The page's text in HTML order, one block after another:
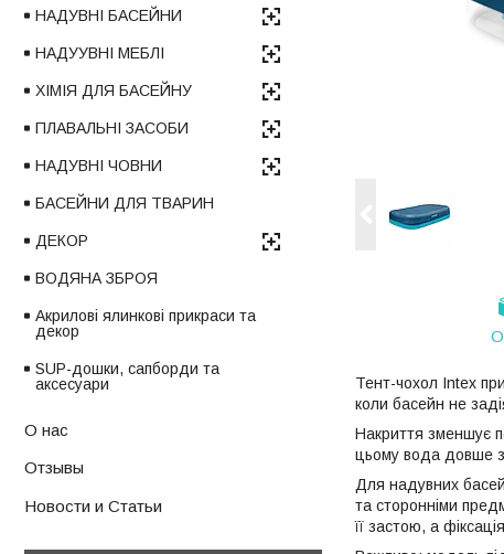
Тент-чохол Intex
коли басейн не
Накриття зменшує
цьому вода довше
Для надувних
та сторонніми
її застою, а
НАДУВНІ БАСЕЙНИ
НАДУУВНІ МЕБЛІ
ХІМІЯ ДЛЯ БАСЕЙНУ
ПЛАВАЛЬНІ ЗАСОБИ
НАДУВНІ ЧОВНИ
БАСЕЙНИ ДЛЯ ТВАРИН
ДЕКОР
ВОДЯНА ЗБРОЯ
Акрилові ялинкові прикраси та
декор
SUP-дошки, сапборди та
аксесуари
О нас
Отзывы
Новости и Статьи